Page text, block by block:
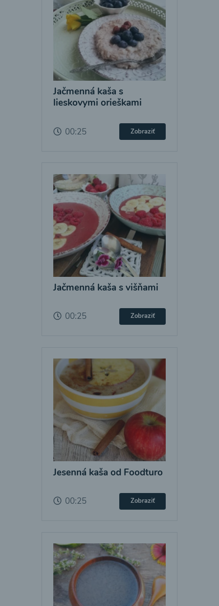
Jačmenná kaša s
lieskovymi orieškami
00:25 Zobraziť
Jačmenná kaša s višňami
00:25 Zobraziť
Jesenná kaša od Foodturo
00:25 Zobraziť